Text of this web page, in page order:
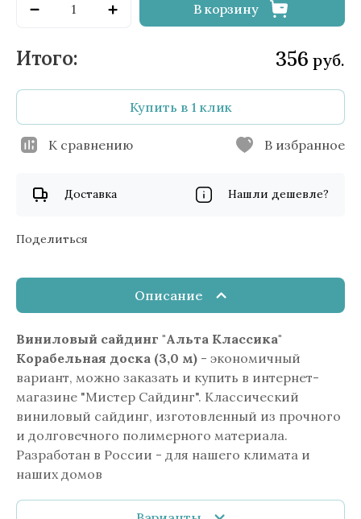
В корзину
356 руб.
Купить в 1 клик
К сравнению В избранное
Доставка Нашли дешевле?
Поделиться
Описание
Виниловый сайдинг "Альта Классика"
Корабельная доска (3,0 м) - экономичный
вариант, можно заказать и купить в интернет-
магазине "Мистер Сайдинг". Классический
виниловый сайдинг, изготовленный из прочного
и долговечного полимерного материала.
Разработан в России - для нашего климата и
наших домов